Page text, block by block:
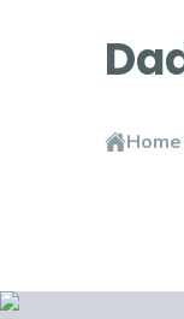
Home